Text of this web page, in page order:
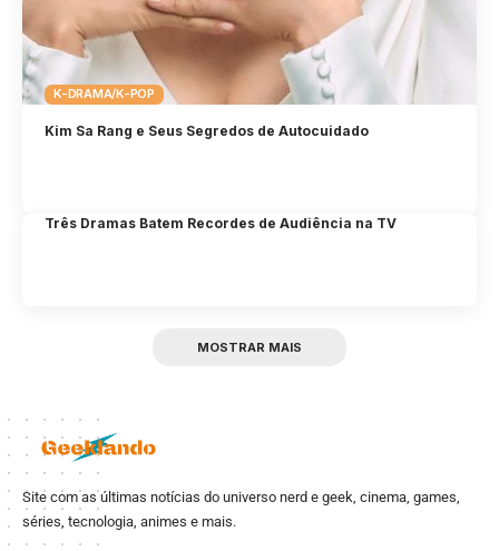
K-DRAMA/K-POP
Kim Sa Rang e Seus Segredos de Autocuidado
Três Dramas Batem Recordes de Audiência na TV
MOSTRAR MAIS
Site com as últimas notícias do universo nerd e geek, cinema, games,
séries, tecnologia, animes e mais.